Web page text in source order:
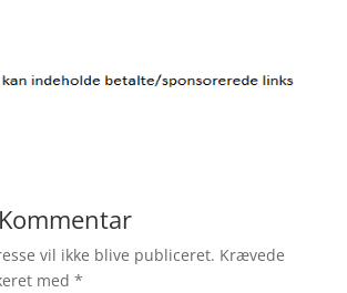
vil ikke blive publiceret. Krævede
med *